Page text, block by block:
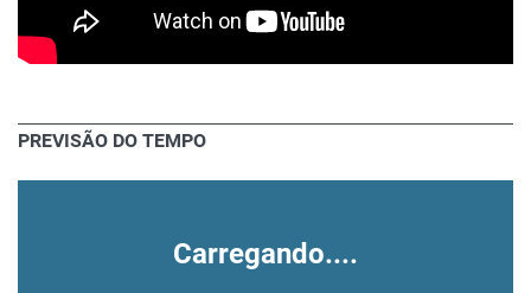
PREVISÃO DO TEMPO
Carregando....